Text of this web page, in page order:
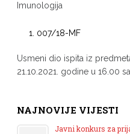
Imunologija
007/18-MF
Usmeni dio ispita iz
21.10.2021. godine u 16.00
NAJNOVIJE VIJESTI
Javni konkurs za